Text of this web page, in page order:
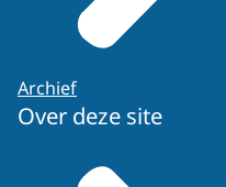
Archief
Over deze site